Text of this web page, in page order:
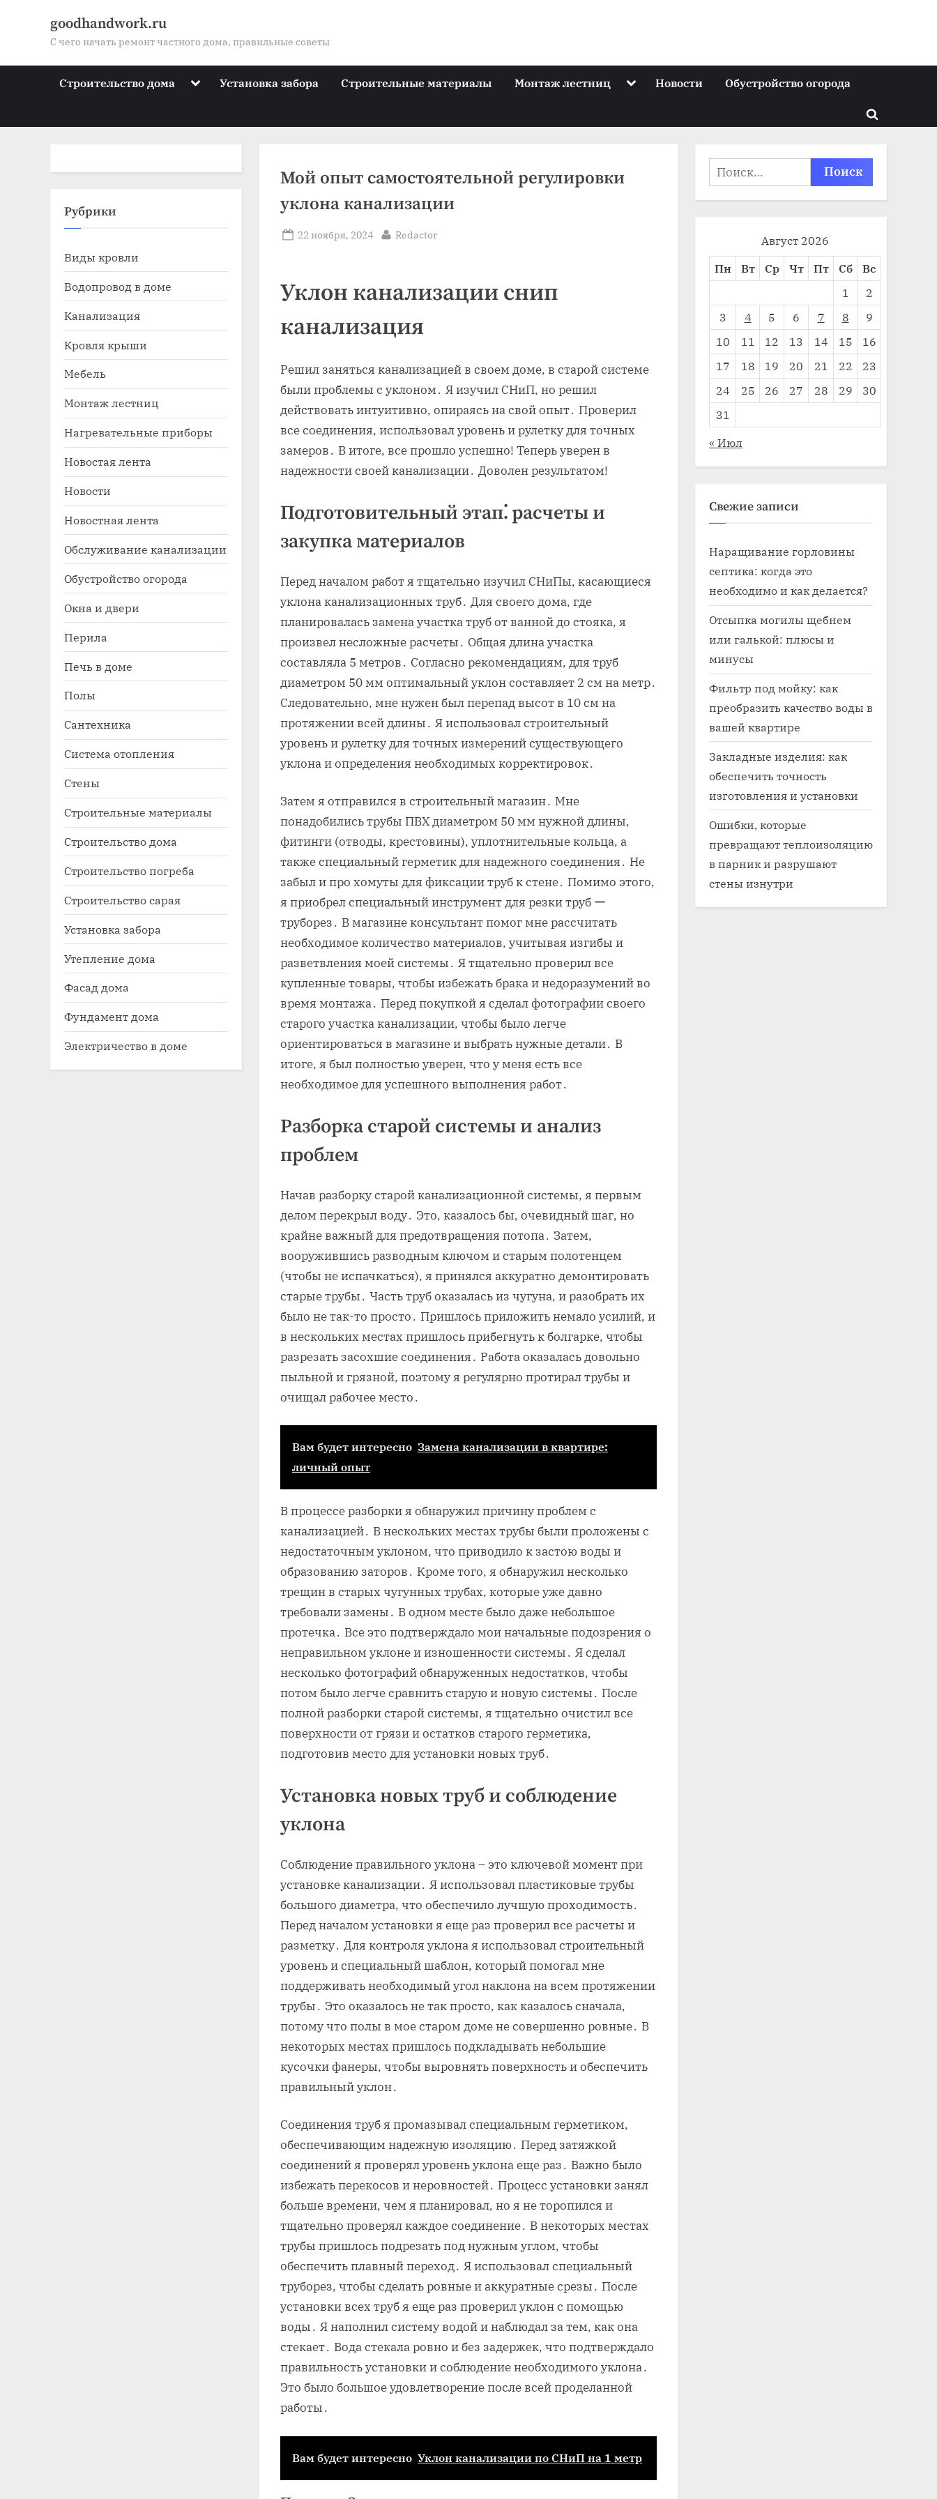
goodhandwork.ru
С чего начать ремонт частного дома, правильные советы
Строительство дома Toggle
menu
sub-
Установка забора Строительные материалы Монтаж лестниц ToggleНовости Обустройство огорода
Toggle
form
Мой опыт самостоятельной регулировки
уклона канализации
Posted
22 ноября, 2024 By
Redactor
Уклон канализации снип
канализация
Решил заняться канализацией в своем доме, в старой системе
были проблемы с уклоном․ Я изучил СНиП, но решил
действовать интуитивно, опираясь на свой опыт․ Проверил
все соединения, использовал уровень и рулетку для точных
замеров․ В итоге, все прошло успешно! Теперь уверен в
надежности своей канализации․ Доволен результатом!
Подготовительный этап⁚ расчеты и
закупка материалов
Перед началом работ я тщательно изучил СНиПы, касающиеся
уклона канализационных труб․ Для своего дома, где
планировалась замена участка труб от ванной до стояка, я
произвел несложные расчеты․ Общая длина участка
составляла 5 метров․ Согласно рекомендациям, для труб
диаметром 50 мм оптимальный уклон составляет 2 см на метр․
Следовательно, мне нужен был перепад высот в 10 см на
протяжении всей длины․ Я использовал строительный
уровень и рулетку для точных измерений существующего
уклона и определения необходимых корректировок․
Затем я отправился в строительный магазин․ Мне
понадобились трубы ПВХ диаметром 50 мм нужной длины,
фитинги (отводы, крестовины), уплотнительные кольца, а
также специальный герметик для надежного соединения․ Не
забыл и про хомуты для фиксации труб к стене․ Помимо этого,
я приобрел специальный инструмент для резки труб ー
труборез․ В магазине консультант помог мне рассчитать
необходимое количество материалов, учитывая изгибы и
разветвления моей системы․ Я тщательно проверил все
купленные товары, чтобы избежать брака и недоразумений во
время монтажа․ Перед покупкой я сделал фотографии своего
старого участка канализации, чтобы было легче
ориентироваться в магазине и выбрать нужные детали․ В
итоге, я был полностью уверен, что у меня есть все
необходимое для успешного выполнения работ․
Разборка старой системы и анализ
проблем
Начав разборку старой канализационной системы, я первым
делом перекрыл воду․ Это, казалось бы, очевидный шаг, но
крайне важный для предотвращения потопа․ Затем,
вооружившись разводным ключом и старым полотенцем
(чтобы не испачкаться), я принялся аккуратно демонтировать
старые трубы․ Часть труб оказалась из чугуна, и разобрать их
было не так-то просто․ Пришлось приложить немало усилий, и
в нескольких местах пришлось прибегнуть к болгарке, чтобы
разрезать засохшие соединения․ Работа оказалась довольно
пыльной и грязной, поэтому я регулярно протирал трубы и
очищал рабочее место․
Вам будет интересно Замена канализации в квартире:
личный опыт
В процессе разборки я обнаружил причину проблем с
канализацией․ В нескольких местах трубы были проложены с
недостаточным уклоном, что приводило к застою воды и
образованию заторов․ Кроме того, я обнаружил несколько
трещин в старых чугунных трубах, которые уже давно
требовали замены․ В одном месте было даже небольшое
протечка․ Все это подтверждало мои начальные подозрения о
неправильном уклоне и изношенности системы․ Я сделал
несколько фотографий обнаруженных недостатков, чтобы
потом было легче сравнить старую и новую системы․ После
полной разборки старой системы, я тщательно очистил все
поверхности от грязи и остатков старого герметика,
подготовив место для установки новых труб․
Установка новых труб и соблюдение
уклона
Соблюдение правильного уклона – это ключевой момент при
установке канализации․ Я использовал пластиковые трубы
большого диаметра, что обеспечило лучшую проходимость․
Перед началом установки я еще раз проверил все расчеты и
разметку․ Для контроля уклона я использовал строительный
уровень и специальный шаблон, который помогал мне
поддерживать необходимый угол наклона на всем протяжении
трубы․ Это оказалось не так просто, как казалось сначала,
потому что полы в мое старом доме не совершенно ровные․ В
некоторых местах пришлось подкладывать небольшие
кусочки фанеры, чтобы выровнять поверхность и обеспечить
правильный уклон․
Соединения труб я промазывал специальным герметиком,
обеспечивающим надежную изоляцию․ Перед затяжкой
соединений я проверял уровень уклона еще раз․ Важно было
избежать перекосов и неровностей․ Процесс установки занял
больше времени, чем я планировал, но я не торопился и
тщательно проверял каждое соединение․ В некоторых местах
трубы пришлось подрезать под нужным углом, чтобы
обеспечить плавный переход․ Я использовал специальный
труборез, чтобы сделать ровные и аккуратные срезы․ После
установки всех труб я еще раз проверил уклон с помощью
воды․ Я наполнил систему водой и наблюдал за тем, как она
стекает․ Вода стекала ровно и без задержек, что подтверждало
правильность установки и соблюдение необходимого уклона․
Это было большое удовлетворение после всей проделанной
работы․
Вам будет интересно Уклон канализации по СНиП на 1 метр
Рубрики
Виды кровли
Водопровод в доме
Канализация
Кровля крыши
Мебель
Монтаж лестниц
Нагревательные приборы
Новостая лента
Новости
Новостная лента
Обслуживание канализации
Обустройство огорода
Окна и двери
Перила
Печь в доме
Полы
Сантехника
Система отопления
Стены
Строительные материалы
Строительство дома
Строительство погреба
Строительство сарая
Установка забора
Утепление дома
Фасад дома
Фундамент дома
Электричество в доме
Найти:
Август 2026
Пн
Вт Ср Чт Пт Сб
Вс
1
2
3
4 5 6 7 8
9
10
11 12 13 14 15
16
17
18 19 20 21 22
23
24
25 26 27 28 29
30
31
« Июл
Свежие записи
Наращивание горловины
септика: когда это
необходимо и как делается?
Отсыпка могилы щебнем
или галькой: плюсы и
минусы
Фильтр под мойку: как
преобразить качество воды в
вашей квартире
Закладные изделия: как
обеспечить точность
изготовления и установки
Ошибки, которые
превращают теплоизоляцию
в парник и разрушают
стены изнутри